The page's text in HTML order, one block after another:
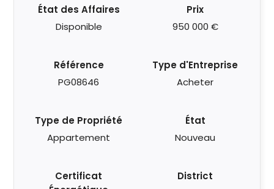
État des Affaires
Disponible
Prix
950 000 €
Référence
PG08646
Type d'Entreprise
Acheter
Type de Propriété
Appartement
État
Nouveau
Certificat
District